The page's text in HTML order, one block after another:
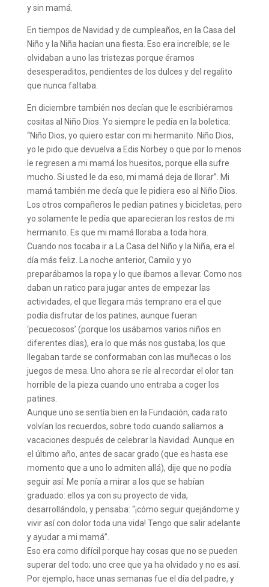
y sin mamá.
En tiempos de Navidad y de cumpleaños, en la Casa del
Niño y la Niña hacían una fiesta. Eso era increíble; se le
olvidaban a uno las tristezas porque éramos
desesperaditos, pendientes de los dulces y del regalito
que nunca faltaba.
En diciembre también nos decían que le escribiéramos
cositas al Niño Dios. Yo siempre le pedía en la boletica:
“Niño Dios, yo quiero estar con mi hermanito. Niño Dios,
yo le pido que devuelva a Edis Norbey o que por lo menos
le regresen a mi mamá los huesitos, porque ella sufre
mucho. Si usted le da eso, mi mamá deja de llorar”. Mi
mamá también me decía que le pidiera eso al Niño Dios.
Los otros compañeros le pedían patines y bicicletas, pero
yo solamente le pedía que aparecieran los restos de mi
hermanito. Es que mi mamá lloraba a toda hora.
Cuando nos tocaba ir a La Casa del Niño y la Niña, era el
día más feliz. La noche anterior, Camilo y yo
preparábamos la ropa y lo que íbamos a llevar. Como nos
daban un ratico para jugar antes de empezar las
actividades, el que llegara más temprano era el que
podía disfrutar de los patines, aunque fueran
‘pecuecosos’ (porque los usábamos varios niños en
diferentes días), era lo que más nos gustaba; los que
llegaban tarde se conformaban con las muñecas o los
juegos de mesa. Uno ahora se ríe al recordar el olor tan
horrible de la pieza cuando uno entraba a coger los
patines.
Aunque uno se sentía bien en la Fundación, cada rato
volvían los recuerdos, sobre todo cuando salíamos a
vacaciones después de celebrar la Navidad. Aunque en
el último año, antes de sacar grado (que es hasta ese
momento que a uno lo admiten allá), dije que no podía
seguir así. Me ponía a mirar a los que se habían
graduado: ellos ya con su proyecto de vida,
desarrollándolo, y pensaba: “¡cómo seguir quejándome y
vivir así con dolor toda una vida! Tengo que salir adelante
y ayudar a mi mamá”.
Eso era como difícil porque hay cosas que no se pueden
superar del todo; uno cree que ya ha olvidado y no es así.
Por ejemplo, hace unas semanas fue el día del padre, y